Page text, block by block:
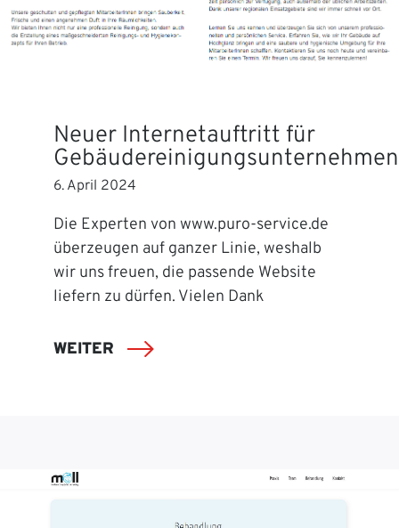
Neuer Internetauftritt für
Gebäudereinigungsunternehmen
6. April 2024
Die Experten von www.puro-service.de
überzeugen auf ganzer Linie, weshalb
wir uns freuen, die passende Website
liefern zu dürfen. Vielen Dank
WEITER